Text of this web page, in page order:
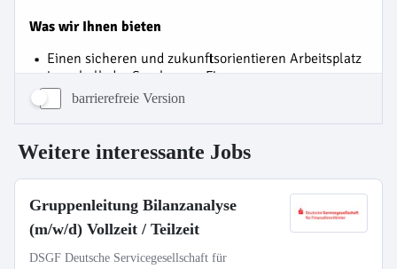
barrierefreie Version
Weitere interessante Jobs
Gruppenleitung Bilanzanalyse
(m/w/d) Vollzeit / Teilzeit
DSGF Deutsche Servicegesellschaft für